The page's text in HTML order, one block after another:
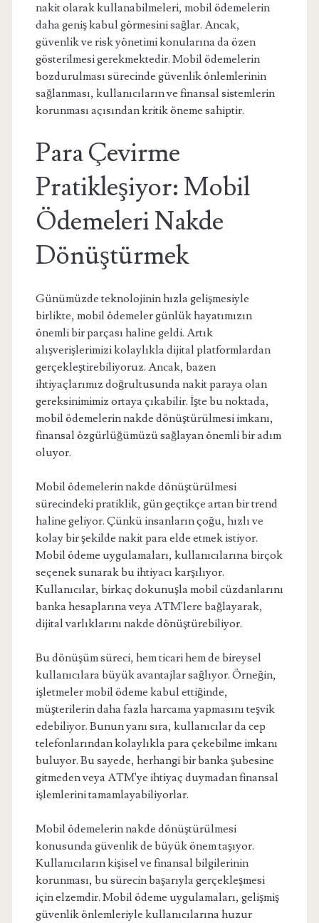
nakit olarak kullanabilmeleri, mobil ödemelerin
daha geniş kabul görmesini sağlar. Ancak,
güvenlik ve risk yönetimi konularına da özen
gösterilmesi gerekmektedir. Mobil ödemelerin
bozdurulması sürecinde güvenlik önlemlerinin
sağlanması, kullanıcıların ve finansal sistemlerin
korunması açısından kritik öneme sahiptir.
Para Çevirme
Pratikleşiyor: Mobil
Ödemeleri Nakde
Dönüştürmek
Günümüzde teknolojinin hızla gelişmesiyle
birlikte, mobil ödemeler günlük hayatımızın
önemli bir parçası haline geldi. Artık
alışverişlerimizi kolaylıkla dijital platformlardan
gerçekleştirebiliyoruz. Ancak, bazen
ihtiyaçlarımız doğrultusunda nakit paraya olan
gereksinimimiz ortaya çıkabilir. İşte bu noktada,
mobil ödemelerin nakde dönüştürülmesi imkanı,
finansal özgürlüğümüzü sağlayan önemli bir adım
oluyor.
Mobil ödemelerin nakde dönüştürülmesi
sürecindeki pratiklik, gün geçtikçe artan bir trend
haline geliyor. Çünkü insanların çoğu, hızlı ve
kolay bir şekilde nakit para elde etmek istiyor.
Mobil ödeme uygulamaları, kullanıcılarına birçok
seçenek sunarak bu ihtiyacı karşılıyor.
Kullanıcılar, birkaç dokunuşla mobil cüzdanlarını
banka hesaplarına veya ATM'lere bağlayarak,
dijital varlıklarını nakde dönüştürebiliyor.
Bu dönüşüm süreci, hem ticari hem de bireysel
kullanıcılara büyük avantajlar sağlıyor. Örneğin,
işletmeler mobil ödeme kabul ettiğinde,
müşterilerin daha fazla harcama yapmasını teşvik
edebiliyor. Bunun yanı sıra, kullanıcılar da cep
telefonlarından kolaylıkla para çekebilme imkanı
buluyor. Bu sayede, herhangi bir banka şubesine
gitmeden veya ATM'ye ihtiyaç duymadan finansal
işlemlerini tamamlayabiliyorlar.
Mobil ödemelerin nakde dönüştürülmesi
konusunda güvenlik de büyük önem taşıyor.
Kullanıcıların kişisel ve finansal bilgilerinin
korunması, bu sürecin başarıyla gerçekleşmesi
için elzemdir. Mobil ödeme uygulamaları, gelişmiş
güvenlik önlemleriyle kullanıcılarına huzur